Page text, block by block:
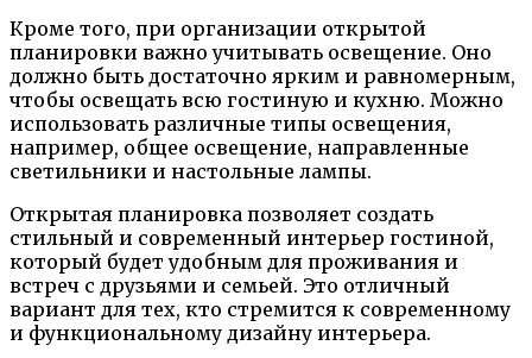
Кроме того, при организации открытой
планировки важно учитывать освещение. Оно
должно быть достаточно ярким и равномерным,
чтобы освещать всю гостиную и кухню. Можно
использовать различные типы освещения,
например, общее освещение, направленные
светильники и настольные лампы.
Открытая планировка позволяет создать
стильный и современный интерьер гостиной,
который будет удобным для проживания и
встреч с друзьями и семьей. Это отличный
вариант для тех, кто стремится к современному
и функциональному дизайну интерьера.